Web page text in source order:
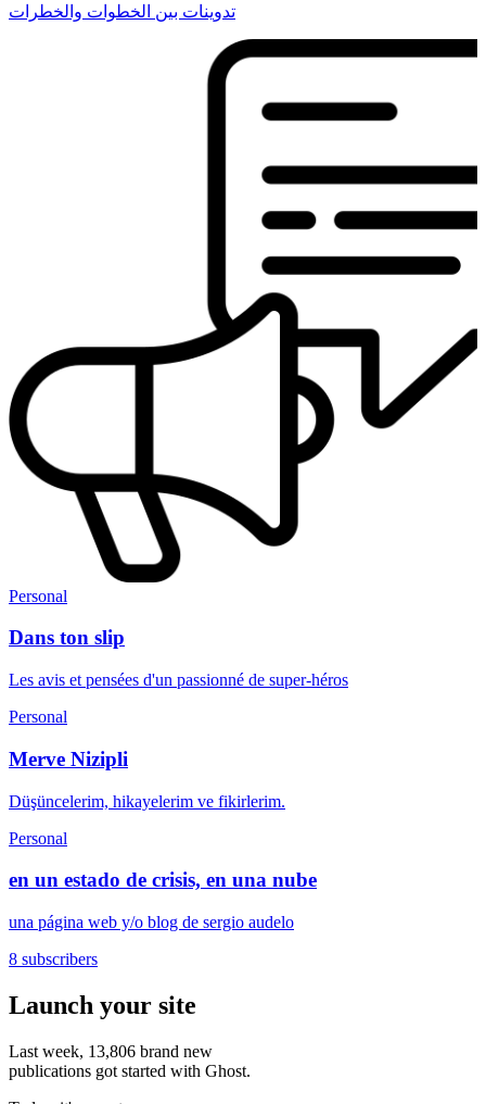
تدوينات بين الخطوات والخطرات
Personal
Dans ton slip
Les avis et pensées d'un passionné de super-héros
Personal
Merve Nizipli
Düşüncelerim, hikayelerim ve fikirlerim.
Personal
en un estado de crisis, en una nube
una página web y/o blog de sergio audelo
8 subscribers
Launch your site
Last week, 13,806 brand new
publications got started with Ghost.